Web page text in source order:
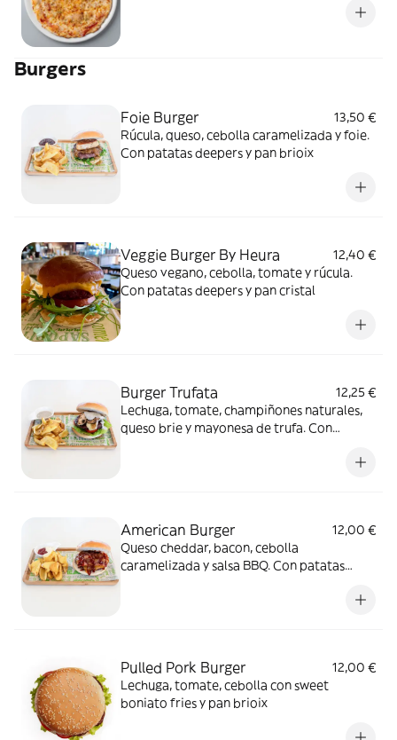
Burgers
Foie Burger
13,50 €
Rúcula, queso, cebolla caramelizada y foie.
Con patatas deepers y pan brioix
Veggie Burger By Heura
12,40 €
Queso vegano, cebolla, tomate y rúcula.
Con patatas deepers y pan cristal
Burger Trufata
12,25 €
Lechuga, tomate, champiñones naturales,
queso brie y mayonesa de trufa. Con
American Burger
12,00 €
Queso cheddar, bacon, cebolla
caramelizada y salsa BBQ. Con patatas
Pulled Pork Burger
12,00 €
Lechuga, tomate, cebolla con sweet
boniato fries y pan brioix